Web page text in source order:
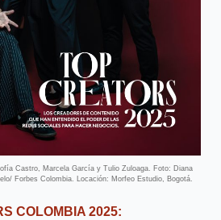
Castro, Marcela García y Tulio Zuloaga. Foto: Diana
Forbes Colombia. Locación: Morfeo Estudio, Bogotá.
COLOMBIA 2025: